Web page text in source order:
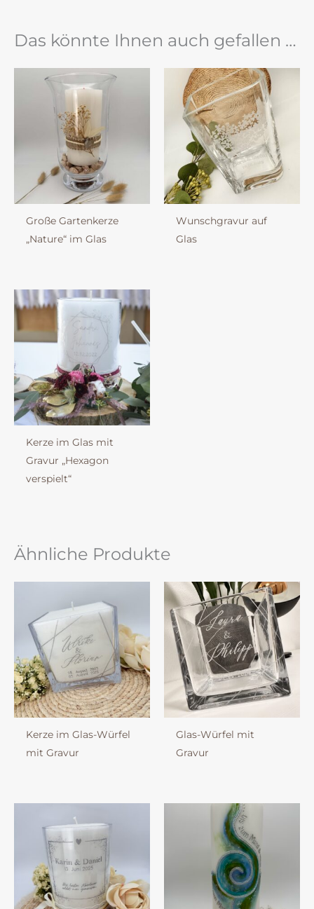
Das könnte Ihnen auch gefallen …
Große Gartenkerze
„Nature“ im Glas
Wunschgravur auf
Glas
Kerze im Glas mit
Gravur „Hexagon
verspielt“
Ähnliche Produkte
Kerze im Glas-Würfel
mit Gravur
Glas-Würfel mit
Gravur